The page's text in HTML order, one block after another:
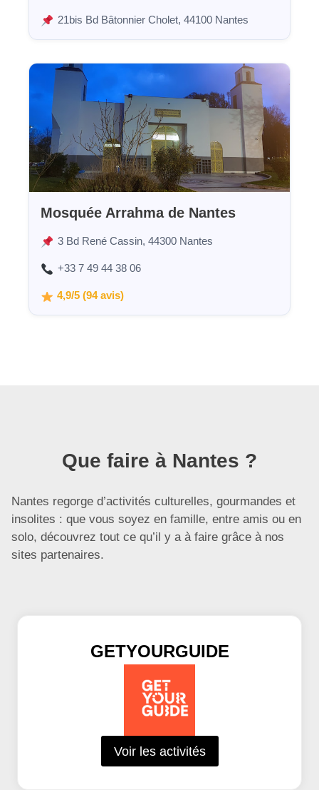
21bis Bd Bâtonnier Cholet, 44100 Nantes
Mosquée Arrahma de Nantes
3 Bd René Cassin, 44300 Nantes
+33 7 49 44 38 06
4,9/5 (94 avis)
Que faire à Nantes ?
Nantes regorge d’activités culturelles, gourmandes et
insolites : que vous soyez en famille, entre amis ou en
solo, découvrez tout ce qu’il y a à faire grâce à nos
sites partenaires.
GETYOURGUIDE
Voir les activités